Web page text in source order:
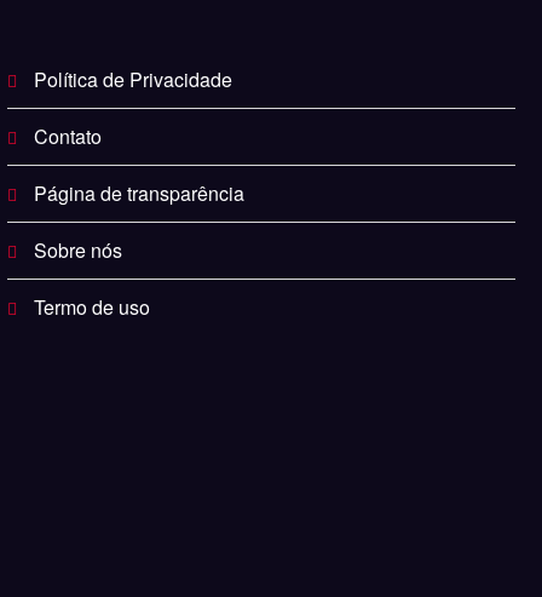
Política de Privacidade
Contato
Página de transparência
Sobre nós
Termo de uso